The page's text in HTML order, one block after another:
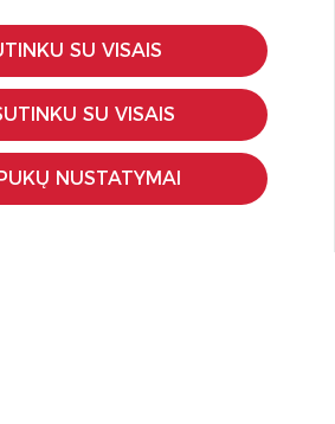
SU VISAIS
SU VISAIS
NUSTATYMAI